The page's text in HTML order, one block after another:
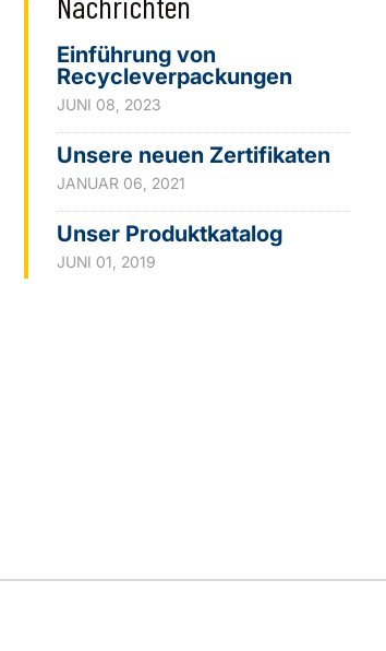
Einführung von
Recycleverpackungen
JUNI 08, 2023
Unsere neuen Zertifikaten
JANUAR 06, 2021
Unser Produktkatalog
JUNI 01, 2019